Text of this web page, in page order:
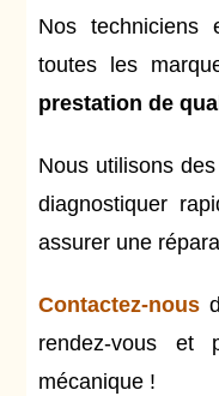
Nos techniciens
toutes les
prestation de
Nous utilisons
diagnostiquer
assurer une
Contactez-nous
rendez-vous et
mécanique !